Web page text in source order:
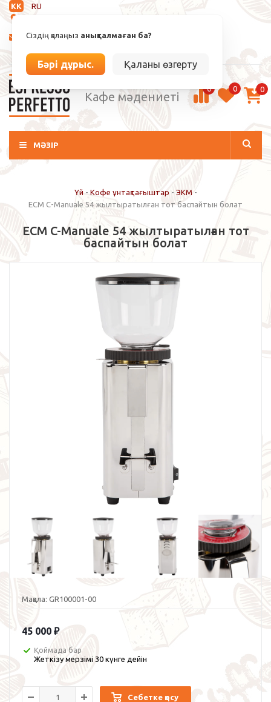
KK
RU
Сіздің қалаңыз анықталмаған ба?
Бәрі дұрыс. Қаланы өзгерту
info@espressoperfetto.kz
Кафе мәдениеті
0 0 0
МӘЗІР
Үй- Кофе ұнтақтағыштар - ЭКМ -
ECM C-Manuale 54 жылтыратылған тот баспайтын болат
ECM C-Manuale 54 жылтыратылған тот
баспайтын болат
Мақала: GR100001-00
45 000 ₽
Қоймада бар
Жеткізу мерзімі 30 күнге дейін
Себетке қосу